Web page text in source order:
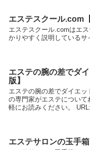
エステスクール.com
エステスクール.comはエ
かりやすく説明している
エステの腕の差でダ
版】
エステの腕の差でダイエ
の専門家がエステについ
軽にお読みください。
エステサロンの玉手箱